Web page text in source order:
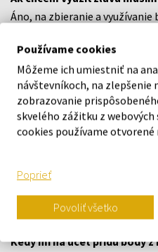
Áno, na zbieranie a
Koľko bodov môžem
Na jeden nákup môžete
z celkovej sumy košíku.
Môžem body využiť aj na
Čo sa stane s bodmi ak
Ak sa objednávka vráti alebo
vernostné body za ňu sa anulujú.
Kedy mi na účet prídu body z
Používame cookies
Môžeme ich umiestniť na
návštevníkoch, na zlepšenie
zobrazovanie
skvelého zážitku z
cookies používame otvorené
Poprieť
Povoliť všetko